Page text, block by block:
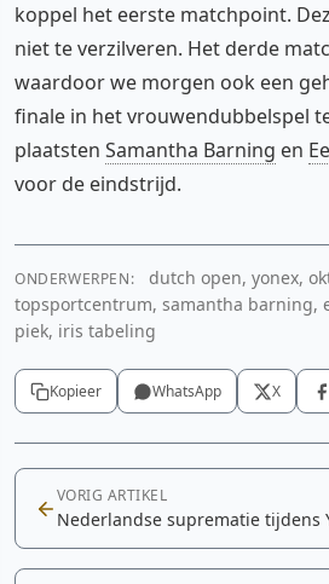
koppel het eerste matchpoint.
niet te verzilveren. Het derde
waardoor we morgen ook een
finale in het vrouwendubbelspel
plaatsten Samantha Barning en
voor de eindstrijd.
ONDERWERPEN:
dutch open, yonex,
topsportcentrum, samantha barning,
piek, iris tabeling
Kopieer WhatsApp X
VORIG ARTIKEL
Nederlandse suprematie tijdens